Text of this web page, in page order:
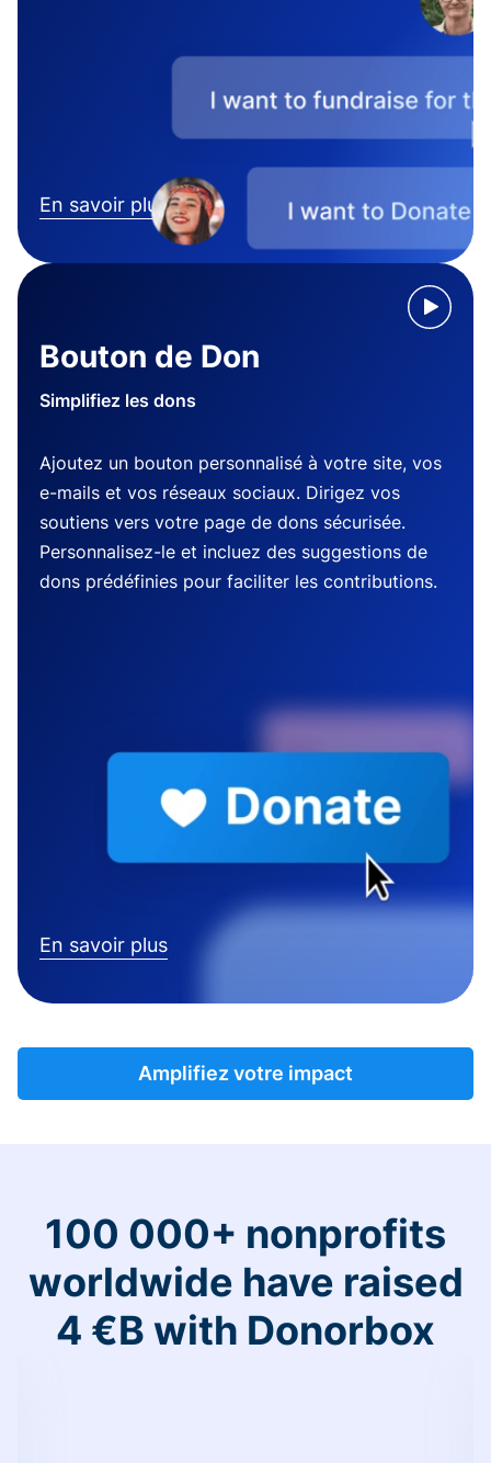
En savoir plus
Bouton de Don
Simplifiez les dons
Ajoutez un bouton personnalisé à votre site, vos
e-mails et vos réseaux sociaux. Dirigez vos
soutiens vers votre page de dons sécurisée.
Personnalisez-le et incluez des suggestions de
dons prédéfinies pour faciliter les contributions.
En savoir plus
Amplifiez votre impact
100 000+ nonprofits
worldwide have raised
4 €B with Donorbox